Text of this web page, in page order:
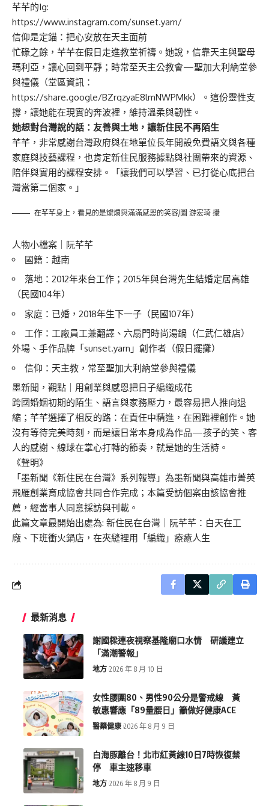
芊芊的Ig:
https://www.instagram.com/sunset.yarn/
信仰是定錨：把心安放在天主面前
忙碌之餘，芊芊在假日走進教堂祈禱。她說，信靠天主與聖母
瑪利亞，讓心回到平靜；時常至天主公教會—聖加大利納堂參
與禮儀（堂區資訊：
https://share.google/BZrqzyaE8lmNWPMkk）。這份靈性支
撐，讓她能在現實的奔波裡，維持溫柔與韌性。
她想對台灣說的話：友善與土地，讓新住民不再陌生
芊芊，非常感謝台灣政府與在地單位長年開設免費語文與各種
家庭與技藝課程，也肯定新住民服務據點與社團帶來的資源、
陪伴與實用的課程安排。「讓我們可以學習、已打從心底把台
灣當第二個家。」
在芊芊身上，看見的是燦爛與滿滿感恩的笑容/圖 游宏琦 攝
人物小檔案｜阮芊芊
國籍：越南
落地：2012年來台工作；2015年與台灣先生結婚定居高雄
（民國104年）
家庭：已婚，2018年生下一子（民國107年）
工作：工廠員工兼翻譯、六扇門時尚湯鍋（仁武仁雄店）
外場、手作品牌「sunset.yarn」創作者（假日擺攤）
信仰：天主教，常至聖加大利納堂參與禮儀
墨新聞，觀點｜用創業與感恩把日子編織成花
跨國婚姻初期的陌生、語言與家務壓力，最容易把人推向退
縮；芊芊選擇了相反的路：在責任中精進，在困難裡創作。她
沒有等待完美時刻，而是讓日常本身成為作品—孩子的笑、客
人的感謝、線球在掌心打轉的節奏，就是她的生活詩。
《聲明》
「墨新聞《新住民在台灣》系列報導」為墨新聞與高雄市菁英
飛雁創業育成協會共同合作完成；本篇受訪個案由該協會推
薦，經當事人同意採訪與刊載。
此篇文章最開始出處為: 新住民在台灣｜阮芊芊：白天在工
廠、下班衝火鍋店，在夾縫裡用「編織」療癒人生
最新消息
謝國樑連夜視察基隆廟口水情 研議建立
「滿潮警報」
地方 2026 年 8 月 10 日
女性腰圍80、男性90公分是警戒線 黃
敏惠響應「89量腰日」籲做好健康ACE
醫藥健康 2026 年 8 月 9 日
白海豚離台！北市紅黃線10日7時恢復禁
停 車主速移車
地方 2026 年 8 月 9 日